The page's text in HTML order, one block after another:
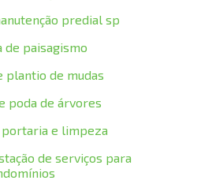
predial sp
de paisagismo
plantio de mudas
poda de árvores
portaria e limpeza
de serviços para